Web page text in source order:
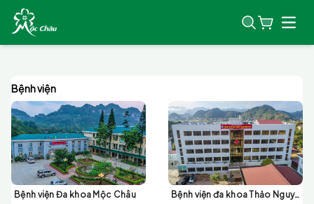
Bệnh viện
Bệnh viện Đa khoa Mộc Châu Bệnh viện đa khoa Thảo Nguyên